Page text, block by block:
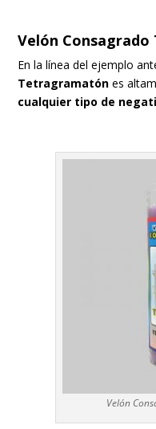
Velón
En la línea del ejemplo
Tetragramatón es
cualquier tipo de
Velón